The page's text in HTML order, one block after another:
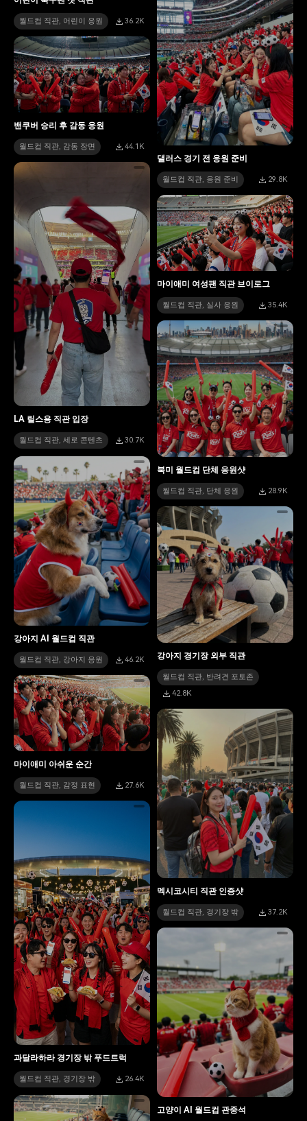
월드컵 직관, 어린이 응원 36.2K
댈러스 경기 전 응원 준비
월드컵 직관, 응원 준비 29.8K
밴쿠버 승리 후 감동 응원
월드컵 직관, 감동 장면 44.1K
LA 릴스용 직관 입장
월드컵 직관, 세로 콘텐츠 30.7K
마이애미 여성팬 직관 브이로그
월드컵 직관, 실사 응원 35.4K
북미 월드컵 단체 응원샷
월드컵 직관, 단체 응원 28.9K
강아지 AI 월드컵 직관
월드컵 직관, 강아지 응원 46.2K 강아지 경기장 외부 직관
월드컵 직관, 반려견 포토존
42.8K
마이애미 아쉬운 순간
월드컵 직관, 감정 표현 27.6K
멕시코시티 직관 인증샷
월드컵 직관, 경기장 밖 37.2K
과달라하라 경기장 밖 푸드트럭
월드컵 직관, 경기장 밖 26.4K
고양이 AI 월드컵 관중석